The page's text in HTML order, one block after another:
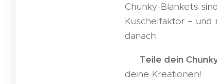
Chunky-Blankets
Kuschelfaktor – und
danach.
Teile dein
deine Kreationen!